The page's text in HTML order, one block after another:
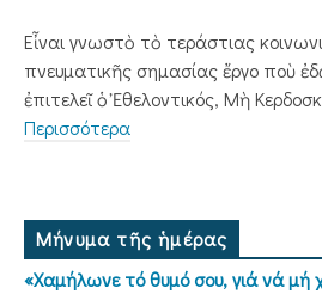
Εἶναι γνωστὸ τὸ τεράστιας
πνευματικῆς σημασίας ἔργο ποὺ
ἐπιτελεῖ ὁ Ἐθελον­τικός, Μὴ
Περισσότερα
Μήνυμα τῆς ἡμέρας
«Χαμήλωνε τό θυμό σου, γιά νά μή